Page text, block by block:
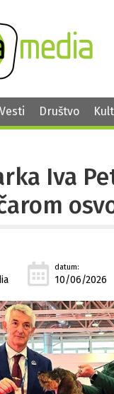
Vesti Društvo
Iva
datum:
10/06/2026